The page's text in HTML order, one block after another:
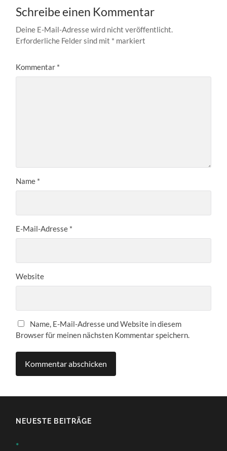
Schreibe einen Kommentar
Deine E-Mail-Adresse wird nicht veröffentlicht.
Erforderliche Felder sind mit * markiert
Kommentar *
Name *
E-Mail-Adresse *
Website
Name, E-Mail-Adresse und Website in diesem
Browser für meinen nächsten Kommentar speichern.
NEUESTE BEITRÄGE
*